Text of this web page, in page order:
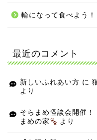
輪になって食べよう！
最近のコメント
新しいふれあい方 に
より
そらまめ怪談会開催！
まめの家
より